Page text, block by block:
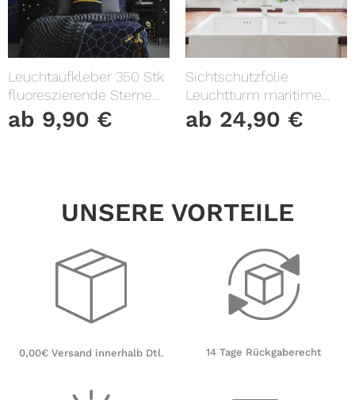
Leuchtaufkleber 350 Stk
fluoreszierende Sterne
und Punkte leuchten im
Dunklen Kinderzimmer
ab 9,90 €
Sichtschutzfolie
Leuchtturm maritime
Fensterfolie Fensterdeko
Milchglasfolie
ab 24,90 €
UNSERE VORTEILE
0,00€ Versand innerhalb Dtl. 14 Tage Rückgaberecht